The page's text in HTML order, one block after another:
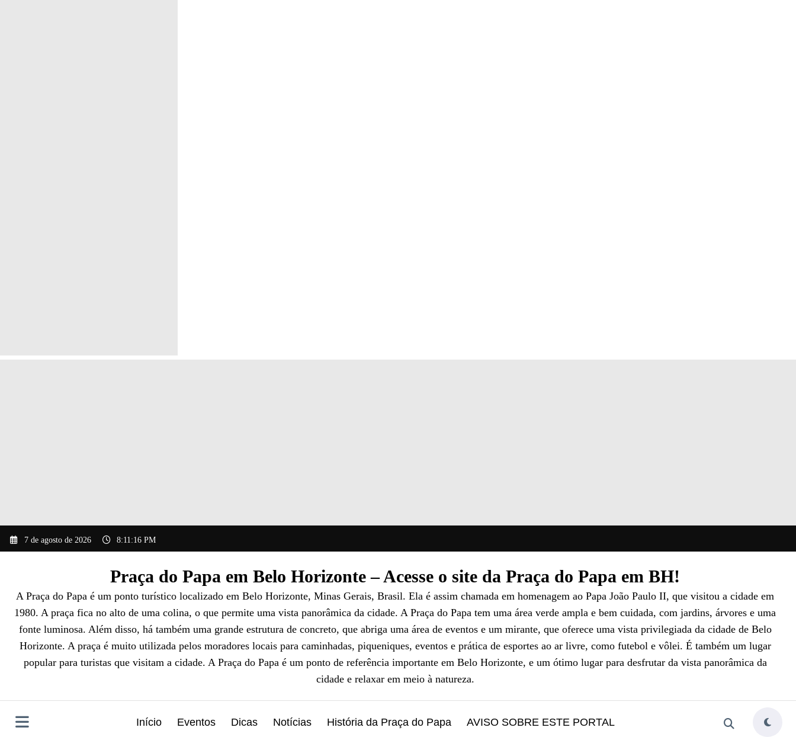
para
7 de agosto de 2026 8:11:17 PM
Praça do Papa em Belo Horizonte – Acesse o site da Praça do Papa em BH!
A Praça do Papa é um ponto turístico localizado em Belo Horizonte, Minas Gerais, Brasil. Ela é assim chamada em homenagem ao Papa João Paulo II, que visitou a cidade em
1980. A praça fica no alto de uma colina, o que permite uma vista panorâmica da cidade. A Praça do Papa tem uma área verde ampla e bem cuidada, com jardins, árvores e uma
fonte luminosa. Além disso, há também uma grande estrutura de concreto, que abriga uma área de eventos e um mirante, que oferece uma vista privilegiada da cidade de Belo
Horizonte. A praça é muito utilizada pelos moradores locais para caminhadas, piqueniques, eventos e prática de esportes ao ar livre, como futebol e vôlei. É também um lugar
popular para turistas que visitam a cidade. A Praça do Papa é um ponto de referência importante em Belo Horizonte, e um ótimo lugar para desfrutar da vista panorâmica da
cidade e relaxar em meio à natureza.
Início Eventos Dicas Notícias História da Praça do Papa AVISO SOBRE ESTE PORTAL